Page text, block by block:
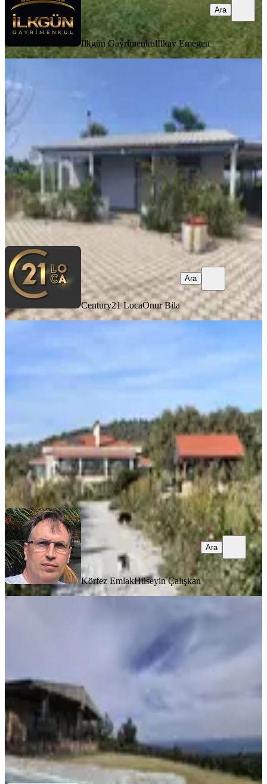
İlkgün Gayrimenkulİlkay Emegen
Ara
Balıkesir, Altıeylül
2+1·120 m² ·03.07.2026
5.750.000 ₺6.750.000 ₺
Century21 Loca Onur Bila
Ara
Century21 LocaOnur Bila
Ara
Balıkesir, Burhaniye
120.000.000 ₺
Körfez EmlakHüseyin Çalışkan
Ara
Körfez EmlakHüseyin Çalışkan
Ara
Havran Kalabakta 7 Dönüm
10.06.2026
29.950.000 ₺
Coldwell Banker Körfez Tuğba İşeri
Ara